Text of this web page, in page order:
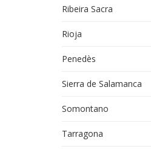
Ribeira Sacra
Rioja
Penedès
Sierra de Salamanca
Somontano
Tarragona